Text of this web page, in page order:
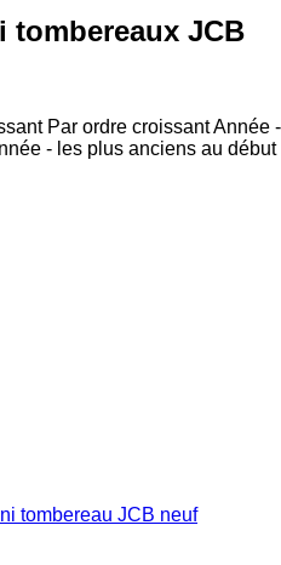
tombereaux JCB
Par ordre croissantAnnée -
- les plus anciens au début
tombereau JCB neuf